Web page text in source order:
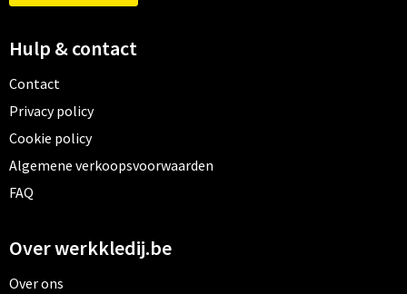
Hulp & contact
Contact
Privacy policy
Cookie policy
Algemene verkoopsvoorwaarden
FAQ
Over werkkledij.be
Over ons